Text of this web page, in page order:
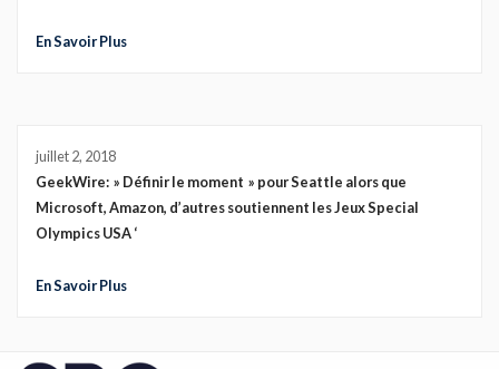
En Savoir Plus
juillet 2, 2018
GeekWire: » Définir le moment » pour Seattle alors que
Microsoft, Amazon, d’autres soutiennent les Jeux Special
Olympics USA ‘
En Savoir Plus